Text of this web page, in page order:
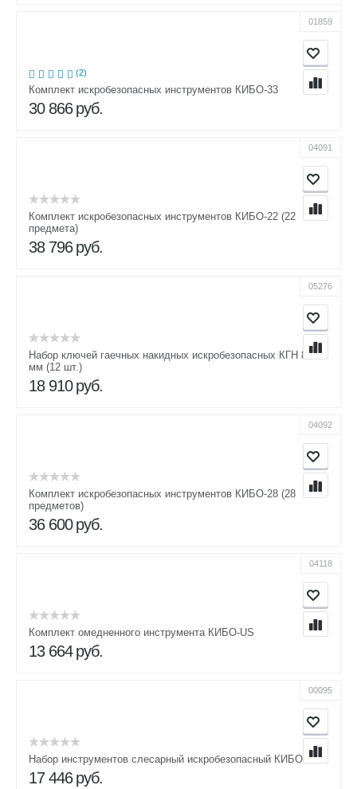
01859
(2)
Комплект искробезопасных инструментов КИБО-33
30 866 руб.
04091
Комплект искробезопасных инструментов КИБО-22 (22
предмета)
38 796 руб.
05276
Набор ключей гаечных накидных искробезопасных КГН 8-46
мм (12 шт.)
18 910 руб.
04092
Комплект искробезопасных инструментов КИБО-28 (28
предметов)
36 600 руб.
04118
Комплект омедненного инструмента КИБО-US
13 664 руб.
00095
Набор инструментов слесарный искробезопасный КИБО-18
17 446 руб.